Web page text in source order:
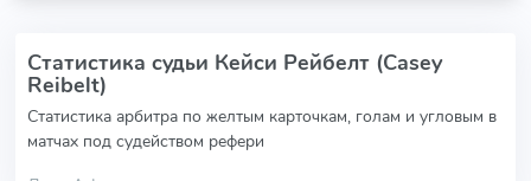
Статистика судьи Кейси Рейбелт (Casey
Reibelt)
Статистика арбитра по желтым карточкам, голам и угловым в
матчах под судейством рефери